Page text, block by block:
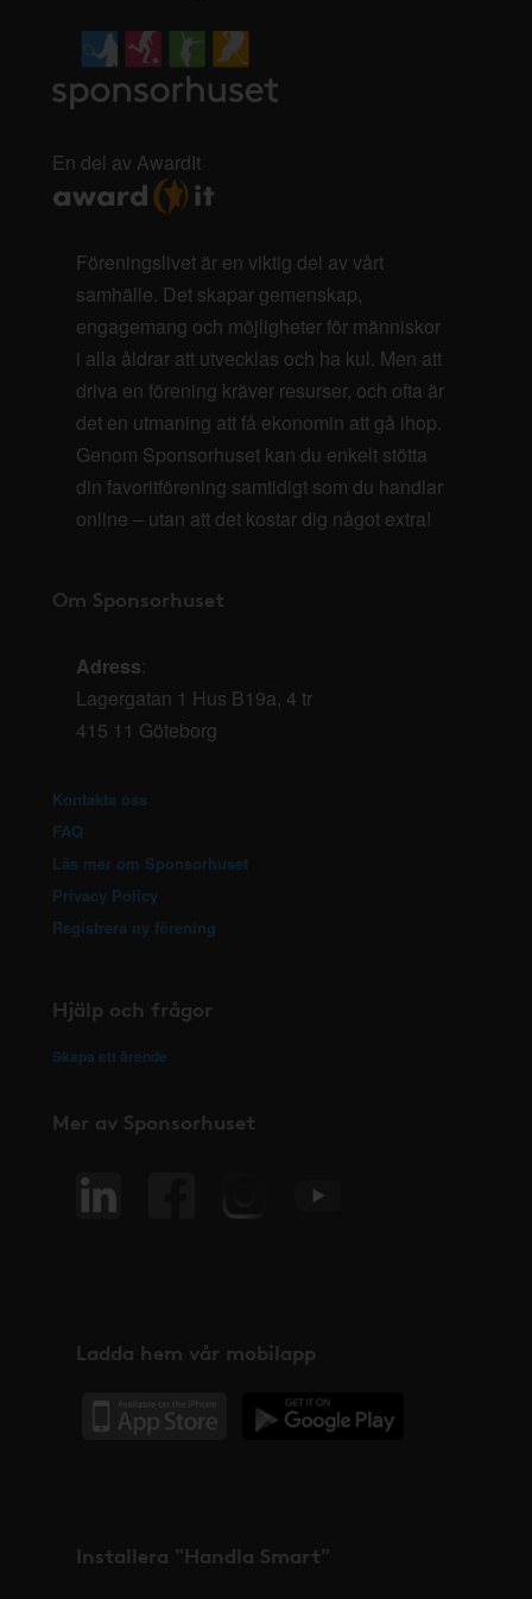
En del av AwardIt
Föreningslivet är en viktig del av vårt
samhälle. Det skapar gemenskap,
engagemang och möjligheter för människor
i alla åldrar att utvecklas och ha kul. Men att
driva en förening kräver resurser, och ofta är
det en utmaning att få ekonomin att gå ihop.
Genom Sponsorhuset kan du enkelt stötta
din favoritförening samtidigt som du handlar
online – utan att det kostar dig något extra!
Om Sponsorhuset
Adress:
Lagergatan 1 Hus B19a, 4 tr
415 11 Göteborg
Kontakta oss
FAQ
Läs mer om Sponsorhuset
Privacy Policy
Registrera ny förening
Hjälp och frågor
Skapa ett ärende
Mer av Sponsorhuset
Ladda hem vår mobilapp
Installera "Handla Smart"